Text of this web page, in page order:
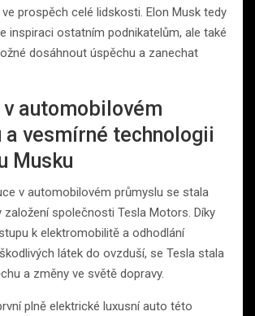
prospěch celé lidskosti. Elon Musk tedy
inspiraci ostatním podnikatelům, ale také
dosáhnout úspěchu a zanechat
v automobilovém
a vesmírné technologii
Musku
v automobilovém průmyslu se stala
založení společnosti Tesla Motors. Díky
k elektromobilitě a odhodlání
látek do ovzduší, se Tesla stala
a změny ve světě dopravy.
plně elektrické luxusní auto této